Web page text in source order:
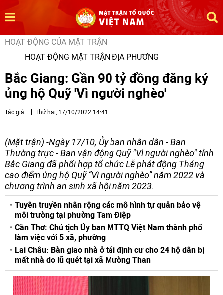
HOẠT ĐỘNG CỦA MẶT TRẬN
HOẠT ĐỘNG MẶT TRẬN ĐỊA PHƯƠNG
Bắc Giang: Gần 90 tỷ đồng đăng ký
ủng hộ Quỹ 'Vì người nghèo'
Tác giả Thứ hai, 17/10/2022 14:41
(Mặt trận) -Ngày 17/10, Ủy ban nhân dân - Ban
Thường trực - Ban vận động Quỹ "Vì người nghèo" tỉnh
Bắc Giang đã phối hợp tổ chức Lễ phát động Tháng
cao điểm ủng hộ Quỹ “Vì người nghèo” năm 2022 và
chương trình an sinh xã hội năm 2023.
Tuyên truyền nhân rộng các mô hình tự quản bảo vệ
môi trường tại phường Tam Điệp
Cần Thơ: Chủ tịch Ủy ban MTTQ Việt Nam thành phố
làm việc với 5 xã, phường
Lai Châu: Bàn giao nhà ở tái định cư cho 24 hộ dân bị
mất nhà do lũ quét tại xã Mường Than